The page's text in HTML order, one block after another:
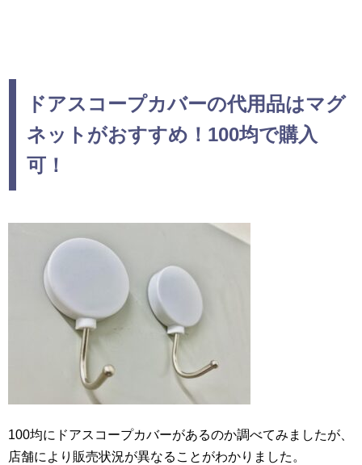
ドアスコープカバーの代用品はマグ
ネットがおすすめ！100均で購入
可！
100均にドアスコープカバーがあるのか調べてみましたが、
店舗により販売状況が異なることがわかりました。